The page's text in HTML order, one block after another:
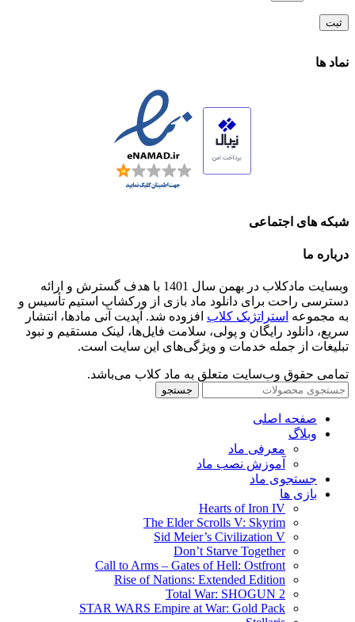
نماد ها
شبکه های اجتماعی
درباره ما
وبسایت مادکلاب در بهمن سال 1401 با هدف گسترش و ارائه
دسترسی راحت برای دانلود ماد بازی از ورکشاپ استیم تأسیس و
به مجموعه استراتژیک کلاب افزوده شد. آپدیت آنی مادها، انتشار
سریع، دانلود رایگان و پولی، سلامت فایل‌ها، لینک مستقیم و نبود
تبلیغات از جمله خدمات و ویژگی‌های این سایت است.
تمامی حقوق وب‌سایت متعلق به ماد کلاب می‌باشد.
جستجو
صفحه اصلی
وبلاگ
معرفی ماد
آموزش نصب ماد
جستجوی ماد
بازی ها
Hearts of Iron IV
The Elder Scrolls V: Skyrim
Sid Meier’s Civilization V
Don’t Starve Together
Call to Arms – Gates of Hell: Ostfront
Rise of Nations: Extended Edition
Total War: SHOGUN 2
STAR WARS Empire at War: Gold Pack